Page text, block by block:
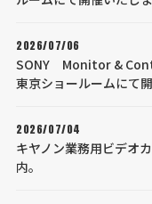
2026/07/06
SONY Monitor &
東京ショールームにて開
2026/07/04
キヤノン業務用ビデオ
内。